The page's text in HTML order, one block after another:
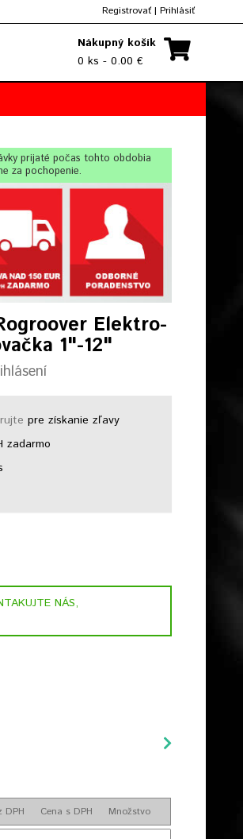
Registrovať | Prihlásiť
Nákupný košík
0 ks - 0.00 €
prijaté počas tohto obdobia
za pochopenie.
Elektro-
1"-12"
pre získanie zľavy
zadarmo
NÁS,
DPH Cena s DPH Množstvo